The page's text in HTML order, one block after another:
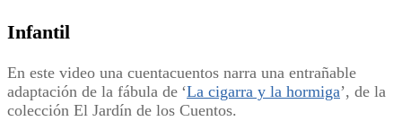
Infantil
En este video una cuentacuentos narra una entrañable
adaptación de la fábula de ‘La cigarra y la hormiga’, de la
colección El Jardín de los Cuentos.